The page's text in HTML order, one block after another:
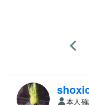
本人